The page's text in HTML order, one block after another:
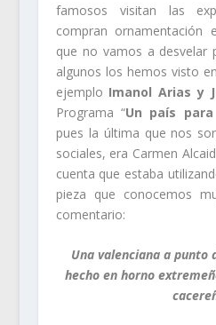
famosos visitan las
compran ornamentación
que no vamos a desvelar
algunos los hemos visto
ejemplo Imanol Arias y
Programa “Un país
pues la última que nos
sociales, era Carmen
cuenta que estaba
pieza que conocemos
comentario:
Una valenciana a punto
hecho en horno